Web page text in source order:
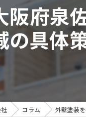
府泉
の具体
コラム 外壁塗装